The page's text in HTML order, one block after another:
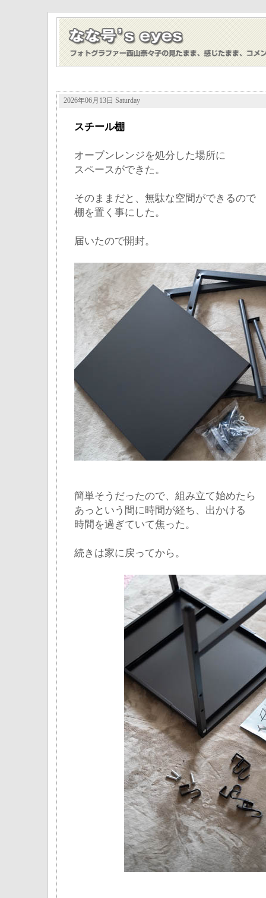
2026年06月13日 Saturday
スチール棚
オーブンレンジを処分した場所に
スペースができた。
そのままだと、無駄な空間ができるので
棚を置く事にした。
届いたので開封。
簡単そうだったので、組み立て始めたら
あっという間に時間が経ち、出かける
時間を過ぎていて焦った。
続きは家に戻ってから。